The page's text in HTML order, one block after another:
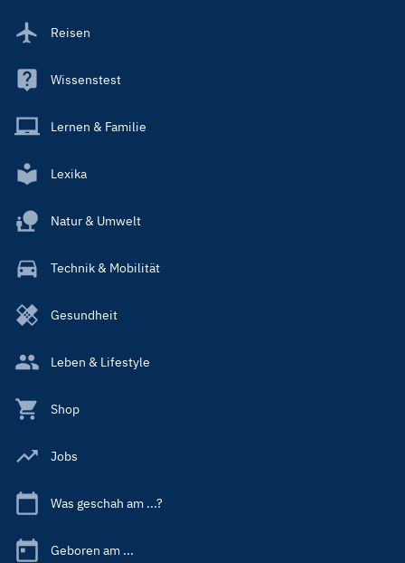
Reisen
Wissenstest
Lernen & Familie
Lexika
Natur & Umwelt
Technik & Mobilität
Gesundheit
Leben & Lifestyle
Shop
Jobs
Was geschah am ...?
Geboren am ...